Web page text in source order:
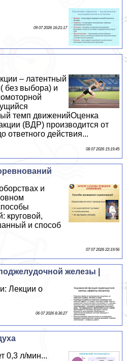
09 07 2026 16:21:17
– латентный
без выбора) и
темп движенийОценка
(ВДР) производится от
ответного действия...
08 07 2026 15:19:45
и
круговой,
и способ
07 07 2026 22:19:56
железы |
Лекции о
06 07 2026 8:36:27
0,3 л/мин...